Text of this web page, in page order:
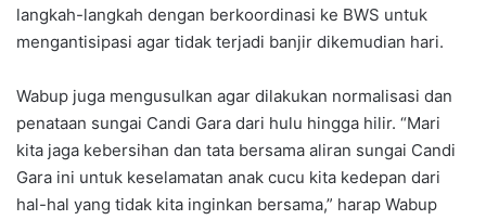
langkah-langkah dengan berkoordinasi ke BWS untuk
mengantisipasi agar tidak terjadi banjir dikemudian hari.
Wabup juga mengusulkan agar dilakukan normalisasi dan
penataan sungai Candi Gara dari hulu hingga hilir. “Mari
kita jaga kebersihan dan tata bersama aliran sungai Candi
Gara ini untuk keselamatan anak cucu kita kedepan dari
hal-hal yang tidak kita inginkan bersama,” harap Wabup